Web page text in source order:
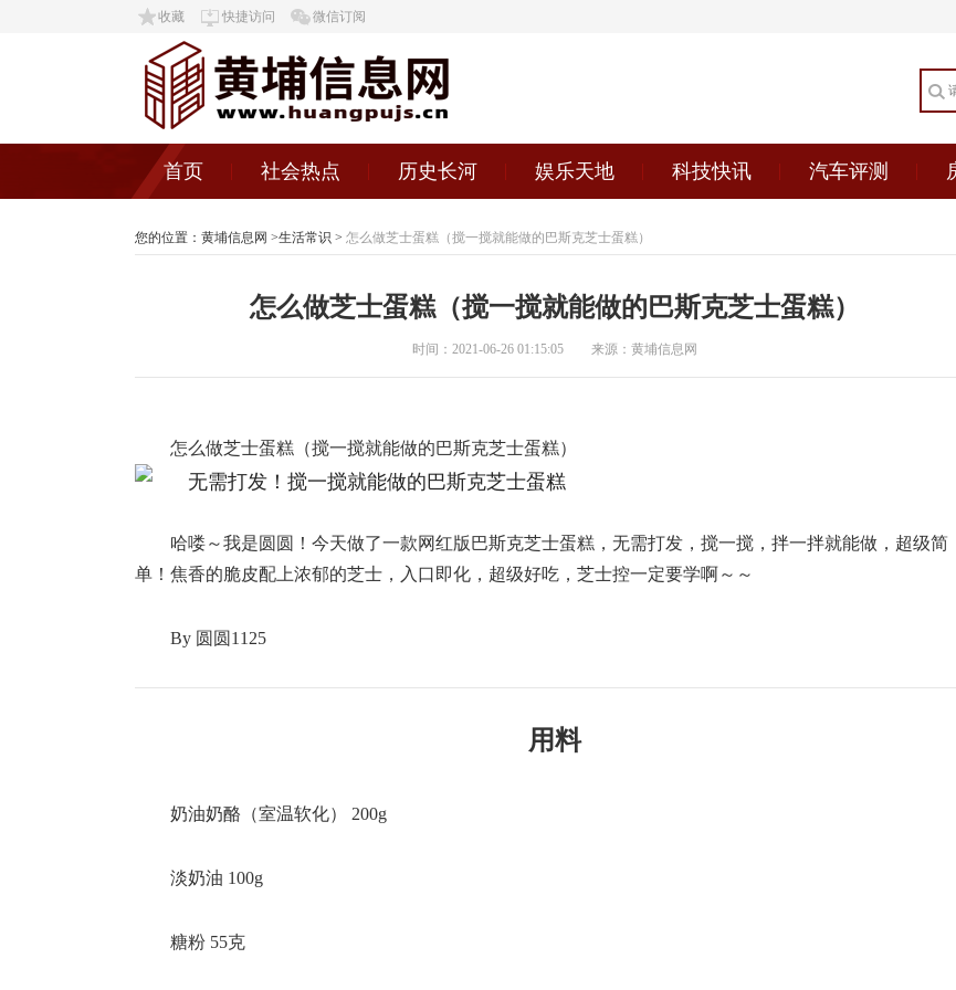
收藏 快捷访问 微信订阅
首页 社会热点 历史长河 娱乐天地 科技快讯 汽车评测
您的位置： 黄埔信息网 >生活常识 > 怎么做芝士蛋糕（搅一搅就能做的巴斯克芝士蛋糕）
怎么做芝士蛋糕（搅一搅就能做的巴斯克芝士蛋糕）
时间：2021-06-26 01:15:05 来源：黄埔信息网
怎么做芝士蛋糕（搅一搅就能做的巴斯克芝士蛋糕）
哈喽～我是圆圆！今天做了一款网红版巴斯克芝士蛋糕，无需打发，搅一搅，拌一拌就能做，超级简
单！焦香的脆皮配上浓郁的芝士，入口即化，超级好吃，芝士控一定要学啊～～
By 圆圆1125
用料
奶油奶酪（室温软化） 200g
淡奶油 100g
糖粉 55克